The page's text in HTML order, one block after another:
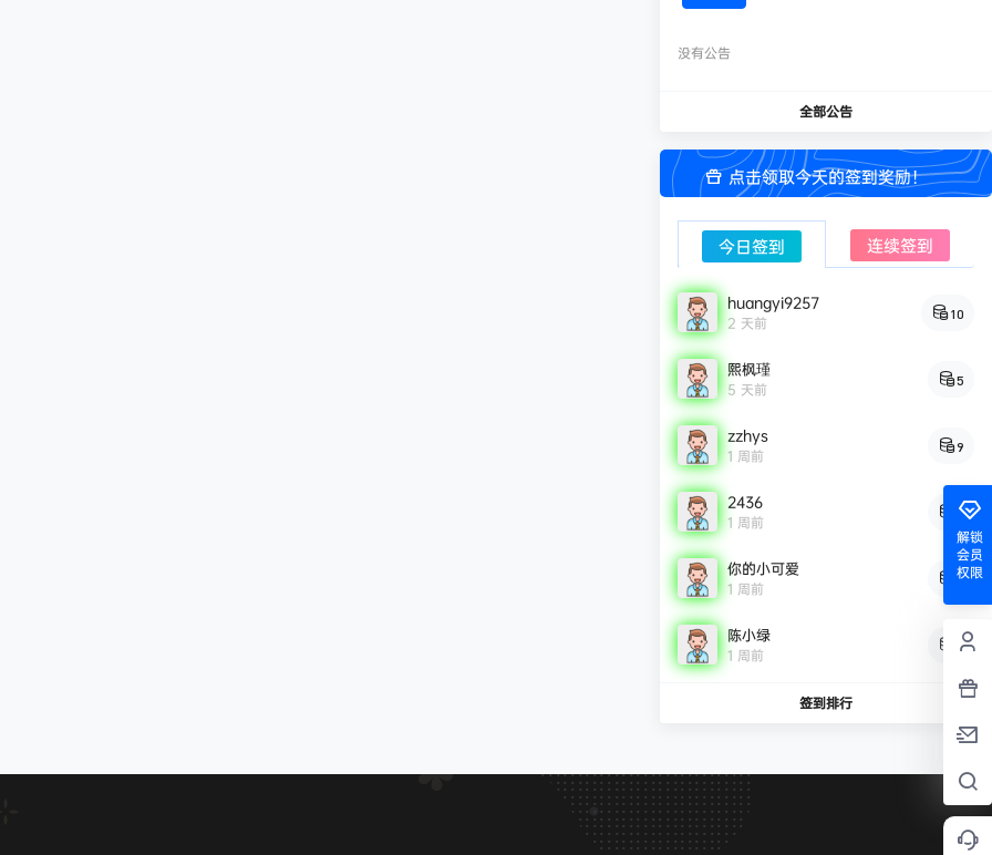
没有公告
全部公告
点击领取今天的签到奖励！
今日签到 连续签到
huangyi9257
2 天前 10
熙枫瑾
5 天前 5
zzhys
1 周前 9
2436
1 周前 9
你的小可爱
1 周前 8
陈小绿
1 周前 7
签到排行
解锁
会员
权限